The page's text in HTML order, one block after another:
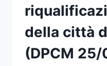
ANNO
2021.
della città
(DPCM